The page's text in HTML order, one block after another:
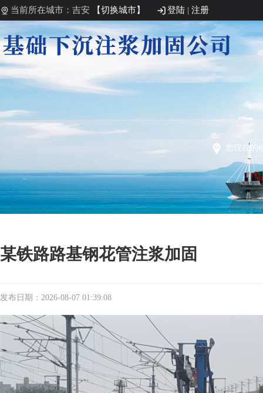
当前所在城市：吉安 【切换城市】 登陆 | 注册
您现在的
某铁路路基钢花管注浆加固
发布日期：2026-08-07 01:39:08